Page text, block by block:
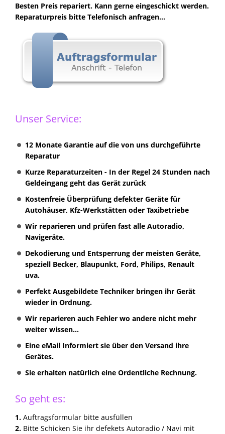
Besten Preis repariert. Kann gerne eingeschickt werden.
Reparaturpreis bitte Telefonisch anfragen...
Unser Service:
12 Monate Garantie auf die von uns durchgeführte
Reparatur
Kurze Reparaturzeiten - In der Regel 24 Stunden nach
Geldeingang geht das Gerät zurück
Kostenfreie Überprüfung defekter Geräte für
Autohäuser, Kfz-Werkstätten oder Taxibetriebe
Wir reparieren und prüfen fast alle Autoradio,
Navigeräte.
Dekodierung und Entsperrung der meisten Geräte,
speziell Becker, Blaupunkt, Ford, Philips, Renault
uva.
Perfekt Ausgebildete Techniker bringen ihr Gerät
wieder in Ordnung.
Wir reparieren auch Fehler wo andere nicht mehr
weiter wissen...
Eine eMail Informiert sie über den Versand ihre
Gerätes.
Sie erhalten natürlich eine Ordentliche Rechnung.
So geht es:
1. Auftragsformular bitte ausfüllen
2. Bitte Schicken Sie ihr defekets Autoradio / Navi mit